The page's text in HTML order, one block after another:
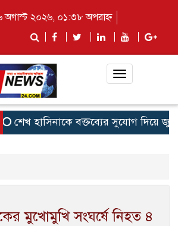
অগাস্ট ২০২৬, ০১:৩৮ অপরাহ্ন
Toggle
শেখ হাসিনাকে বক্তব্যের সুযোগ দিয়ে জুলাই
মুখোমুখি সংঘর্ষে নিহত ৪